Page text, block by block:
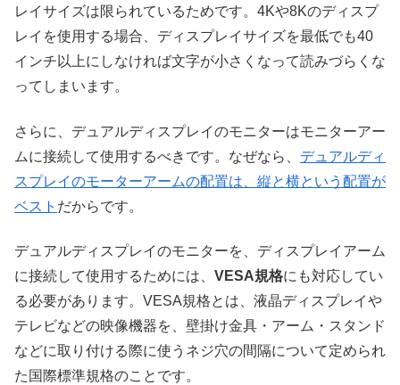
レイサイズは限られているためです。4Kや8Kのディスプ
レイを使用する場合、ディスプレイサイズを最低でも40
インチ以上にしなければ文字が小さくなって読みづらくな
ってしまいます。
さらに、デュアルディスプレイのモニターはモニターアー
ムに接続して使用するべきです。なぜなら、 デュアルディ
スプレイのモーターアームの配置は、縦と横という配置が
ベスト だからです。
デュアルディスプレイのモニターを、ディスプレイアーム
に接続して使用するためには、 VESA規格にも対応してい
る必要があります。VESA規格とは、液晶ディスプレイや
テレビなどの映像機器を、壁掛け金具・アーム・スタンド
などに取り付ける際に使うネジ穴の間隔について定められ
た国際標準規格のことです。